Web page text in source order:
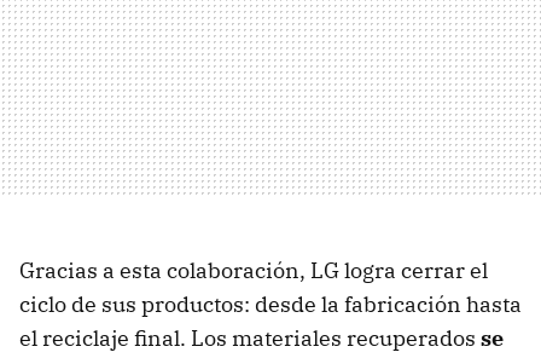
Gracias a esta colaboración, LG logra cerrar el
ciclo de sus productos: desde la fabricación hasta
el reciclaje final. Los materiales recuperados se